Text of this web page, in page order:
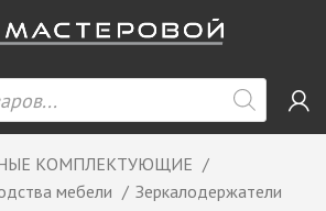
КОМПЛЕКТУЮЩИЕ
мебели
Зеркалодержатели